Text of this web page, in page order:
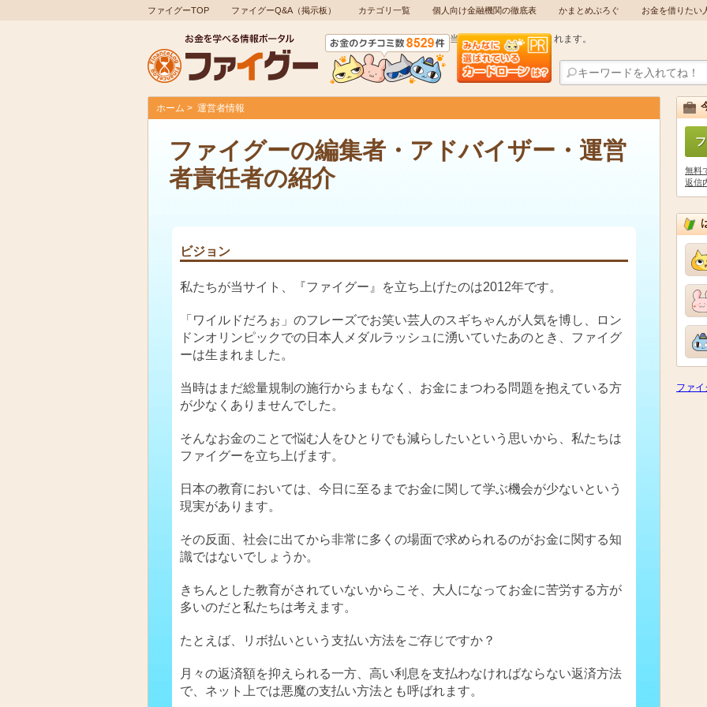
ファイグーTOP ファイグーQ&A（掲示板） カテゴリ一覧 個人向け金融機関の徹底表 かまとめぶろぐ お金を借りたい
当サイトには広告が含まれます。
ホーム 運営者情報
ファイグーの編集者・アドバイザー・運営
者責任者の紹介
ビジョン
私たちが当サイト、『ファイグー』を立ち上げたのは2012年です。
「ワイルドだろぉ」のフレーズでお笑い芸人のスギちゃんが人気を博し、ロン
ドンオリンピックでの日本人メダルラッシュに湧いていたあのとき、ファイグ
ーは生まれました。
当時はまだ総量規制の施行からまもなく、お金にまつわる問題を抱えている方
が少なくありませんでした。
そんなお金のことで悩む人をひとりでも減らしたいという思いから、私たちは
ファイグーを立ち上げます。
日本の教育においては、今日に至るまでお金に関して学ぶ機会が少ないという
現実があります。
その反面、社会に出てから非常に多くの場面で求められるのがお金に関する知
識ではないでしょうか。
きちんとした教育がされていないからこそ、大人になってお金に苦労する方が
多いのだと私たちは考えます。
たとえば、リボ払いという支払い方法をご存じですか？
月々の返済額を抑えられる一方、高い利息を支払わなければならない返済方法
で、ネット上では悪魔の支払い方法とも呼ばれます。
無料
返信
ファイ